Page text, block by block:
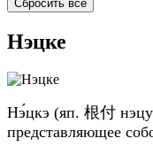
Нэцке
Нэ́цкэ (яп. 根付
представляющее